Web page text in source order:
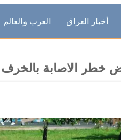
أخبار العراق العرب والعالم
خطر الاصابة بالخرف